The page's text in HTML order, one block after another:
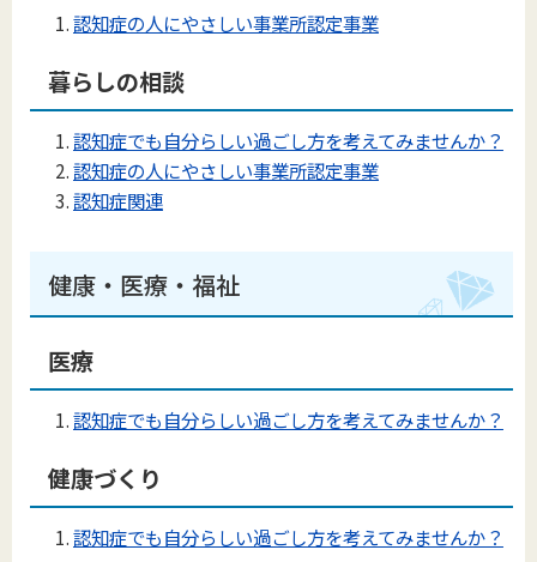
認知症の人にやさしい事業所認定事業
暮らしの相談
認知症でも自分らしい過ごし方を考えてみませんか？
認知症の人にやさしい事業所認定事業
認知症関連
健康・医療・福祉
医療
認知症でも自分らしい過ごし方を考えてみませんか？
健康づくり
認知症でも自分らしい過ごし方を考えてみませんか？